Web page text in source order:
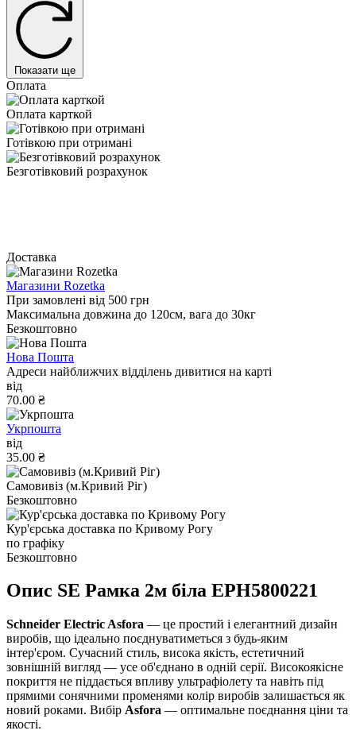
Показати ще
Оплата
Оплата карткой
Готівкою при отримані
Безготівковий розрахунок
Доставка
Магазини Rozetka
При замовлені від 500 грн
Максимальна довжина до 120см, вага до 30кг
Безкоштовно
Нова Пошта
Адреси найближчих відділень дивитися на карті
від
70.00 ₴
Укрпошта
від
35.00 ₴
Самовивіз (м.Кривий Ріг)
Безкоштовно
Кур'єрська доставка по Кривому Рогу
по графіку
Безкоштовно
Опис SE Рамка 2м біла EPH5800221
Schneider Electric Asfora — це простий і елегантний дизайн
виробів, що ідеально поєднуватиметься з будь-яким
інтер'єром. Сучасний стиль, висока якість, естетичний
зовнішній вигляд — усе об'єднано в одній серії. Високоякісне
покриття не піддається впливу ультрафіолету та навіть під
прямими сонячними променями колір виробів залишається як
новий роками. Вибір Asfora — оптимальне поєднання ціни та
якості.